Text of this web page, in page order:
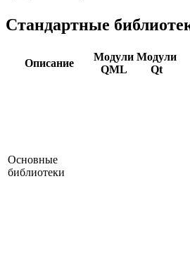
Стандартные
Описание
Модули
QML
Модули
Qt
Основные
библиотеки